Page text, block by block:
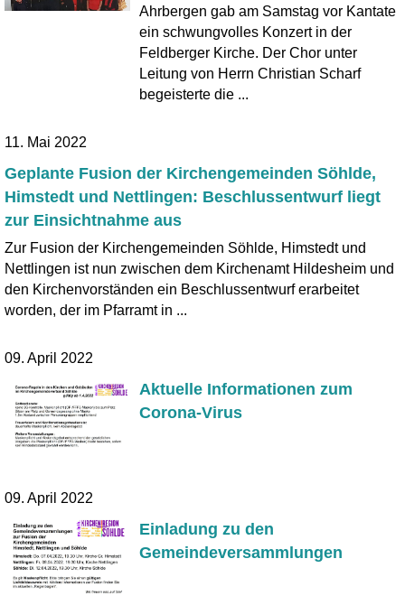
Ahrbergen gab am Samstag vor Kantate
ein schwungvolles Konzert in der
Feldberger Kirche. Der Chor unter
Leitung von Herrn Christian Scharf
begeisterte die ...
11. Mai 2022
Geplante Fusion der Kirchengemeinden Söhlde,
Himstedt und Nettlingen: Beschlussentwurf liegt
zur Einsichtnahme aus
Zur Fusion der Kirchengemeinden Söhlde, Himstedt und
Nettlingen ist nun zwischen dem Kirchenamt Hildesheim und
den Kirchenvorständen ein Beschlussentwurf erarbeitet
worden, der im Pfarramt in ...
09. April 2022
Aktuelle Informationen zum
Corona-Virus
09. April 2022
Einladung zu den
Gemeindeversammlungen